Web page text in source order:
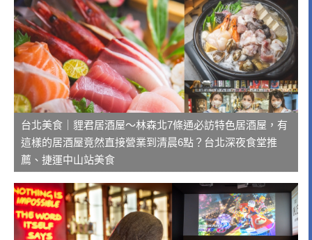
台北美食｜貍君居酒屋～林森北7條通必訪特色居酒屋，有
這樣的居酒屋竟然直接營業到清晨6點？台北深夜食堂推
薦、捷運中山站美食